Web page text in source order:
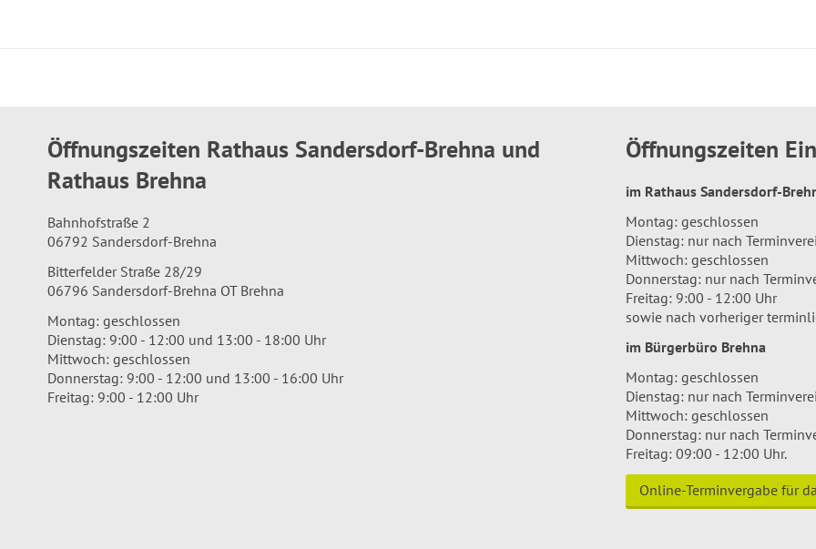
Öffnungszeiten Rathaus Sandersdorf-Brehna und
Rathaus Brehna
Bahnhofstraße 2
06792 Sandersdorf-Brehna
Bitterfelder Straße 28/29
06796 Sandersdorf-Brehna OT Brehna
Montag: geschlossen
Dienstag: 9:00 - 12:00 und 13:00 - 18:00 Uhr
Mittwoch: geschlossen
Donnerstag: 9:00 - 12:00 und 13:00 - 16:00 Uhr
Freitag: 9:00 - 12:00 Uhr
Öffnungszeiten
im Rathaus Sandersdorf-
Montag: geschlossen
Dienstag: nur nach
Mittwoch: geschlossen
Donnerstag: nur nach
Freitag: 9:00 - 12:00 Uhr
sowie nach vorheriger
im Bürgerbüro Brehna
Montag: geschlossen
Dienstag: nur nach
Mittwoch: geschlossen
Donnerstag: nur nach
Freitag: 09:00 - 12:00 Uhr.
Online-Terminvergabe für